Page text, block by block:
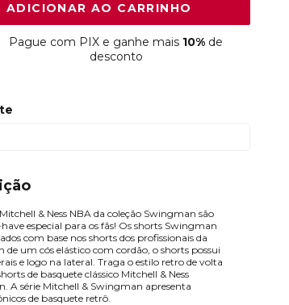
Restam mais de 6 itens
Resta 1 item
ADICIONAR AO CARRINHO
Pague com PIX e ganhe mais 10% de
desconto
& Ness NBA da coleção Swingman são
especial para os fãs! Os shorts Swingman
com base nos shorts dos profissionais da
de um cós elástico com cordão, o shorts possui
e logo na lateral. Traga o estilo retro de volta
de basquete clássico Mitchell & Ness
A série Mitchell & Swingman apresenta
de basquete retrô.